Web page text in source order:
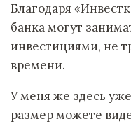
Благодаря
банка могут
инвестициями, не
времени.
У меня же здесь
размер можете